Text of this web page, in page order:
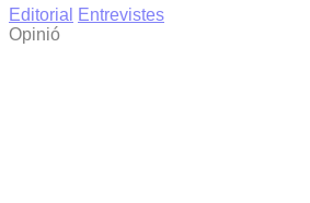
Editorial
Entrevistes
Opinió